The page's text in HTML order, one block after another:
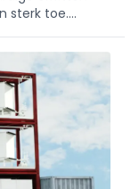
sterk toe.